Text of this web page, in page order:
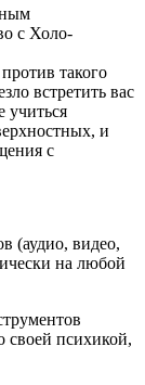
с Холо-
такого
встретить вас
учиться
и
с
(аудио, видео,
на любой
своей психикой,